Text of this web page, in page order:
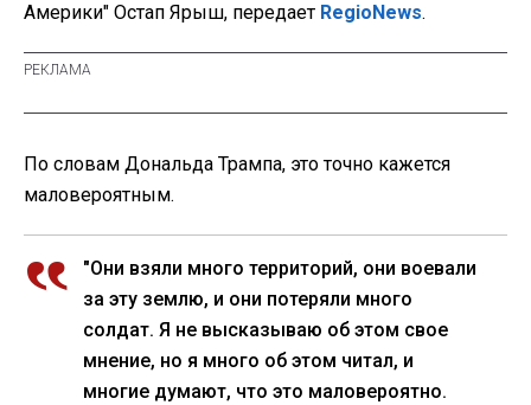
Америки" Остап Ярыш, передает RegioNews.
По словам Дональда Трампа, это точно кажется
маловероятным.
"Они взяли много территорий, они воевали
за эту землю, и они потеряли много
солдат. Я не высказываю об этом свое
мнение, но я много об этом читал, и
многие думают, что это маловероятно.